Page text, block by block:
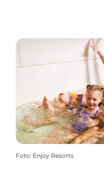
Foto: Enjoy Resorts